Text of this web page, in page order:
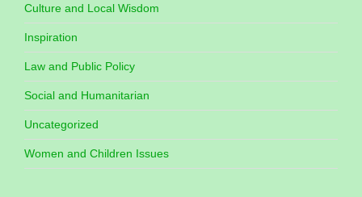
Culture and Local Wisdom
Inspiration
Law and Public Policy
Social and Humanitarian
Uncategorized
Women and Children Issues